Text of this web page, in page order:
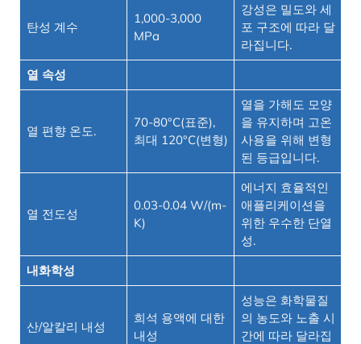
탄성 계수
1,000-3,000
MPa
강성은 밀도와 세
포 구조에 따라 달
라집니다.
열 속성
열 편향 온도.
70-80°C(표준),
최대 120°C(변형)
열을 가해도 모양
을 유지하며 고온
사용을 위해 변형
된 등급입니다.
열 전도성
0.03-0.04 W/(m-
K)
에너지 효율적인
애플리케이션을
위한 우수한 단열
성.
내화학성
산/알칼리 내성
희석 용액에 대한
내성
성능은 화학물질
의 농도와 노출 시
간에 따라 달라집